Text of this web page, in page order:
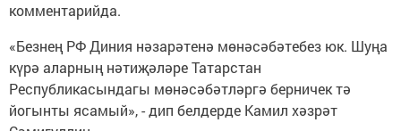
комментарийда.
«Безнең РФ Диния нәзарәтенә мөнәсәбәтебез юк. Шуңа
күрә аларның нәтиҗәләре Татарстан
Республикасындагы мөнәсәбәтләргә берничек тә
йогынты ясамый», - дип белдерде Камил хәзрәт